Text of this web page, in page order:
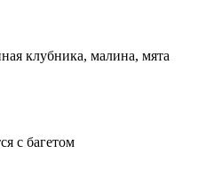
клубника, малина, мята
с багетом